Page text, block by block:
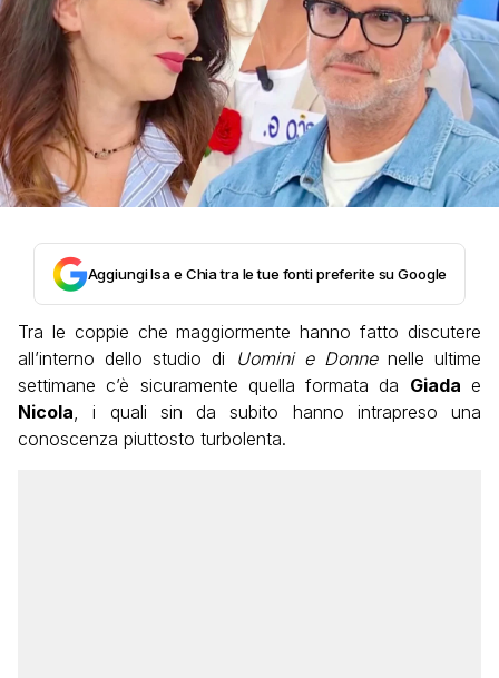
Aggiungi Isa e Chia tra le tue fonti preferite su Google
Tra le coppie che maggiormente hanno fatto discutere
all’interno dello studio di
Uomini e Donnenelle ultime
settimane c’è sicuramente quella formata da Giada e
Nicola , i quali sin da subito hanno intrapreso una
conoscenza piuttosto turbolenta.